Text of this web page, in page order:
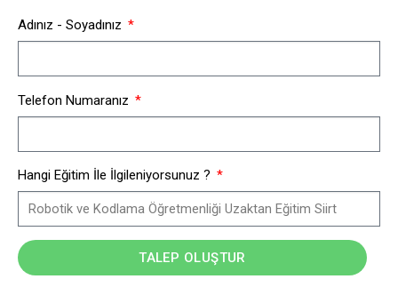
Adınız - Soyadınız
Telefon Numaranız
Hangi Eğitim İle İlgileniyorsunuz ?
TALEP OLUŞTUR